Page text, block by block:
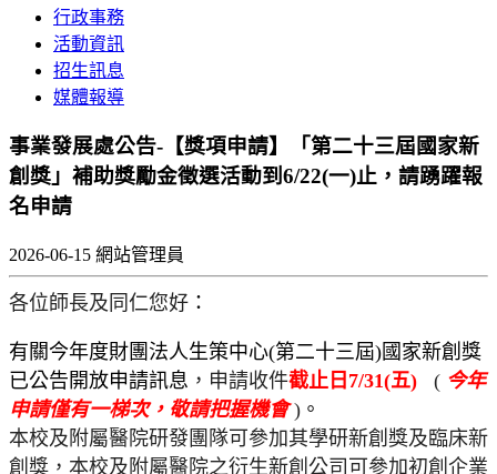
行政事務
活動資訊
招生訊息
媒體報導
事業發展處公告-【獎項申請】「第二十三屆國家新
創獎」補助獎勵金徵選活動到6/22(一)止，請踴躍報
名申請
2026-06-15 網站管理員
各位師長及同仁您好 ：
有關今年度財團法人生策中心(第二十三屆)國家新創獎
已公告開放申請訊息 ，申請收件截止日7/31(五) ( 今年
申請僅有一梯次，敬請把握機會) 。
本校及附屬醫院研發團隊可參加其學研新創獎及臨床新
創獎， 本校及附屬醫院之衍生新創公司可參加初創企業